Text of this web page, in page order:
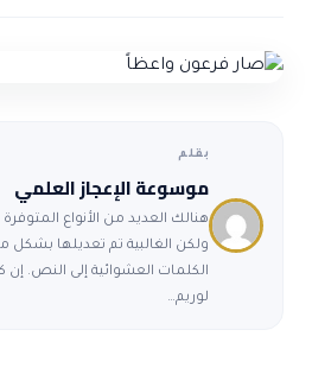
حول السنة
بقلم
موسوعة الإعجاز العلمي
هنالك العديد من الأنواع
ولكن الغالبية تم تعديلها بشكل
الكلمات العشوائية إلى النص.
لوريم…